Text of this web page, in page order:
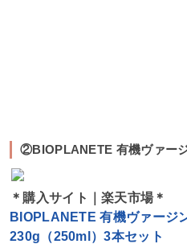
②BIOPLANETE 有機ヴァー
＊購入サイト｜楽天市場＊
BIOPLANETE 有機ヴァージ
230g（250ml）3本セット